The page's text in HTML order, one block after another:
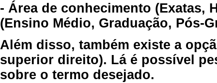
- Área de conhecimento (Exatas,
(Ensino Médio, Graduação, Pós-
Além disso, também existe a
superior direito). Lá é possível
sobre o termo desejado.